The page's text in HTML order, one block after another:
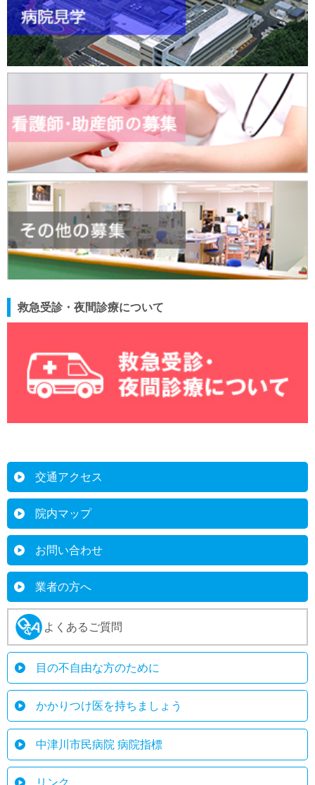
救急受診・夜間診療について
交通アクセス
院内マップ
お問い合わせ
業者の方へ
よくあるご質問
目の不自由な方のために
かかりつけ医を持ちましょう
中津川市民病院 病院指標
リンク